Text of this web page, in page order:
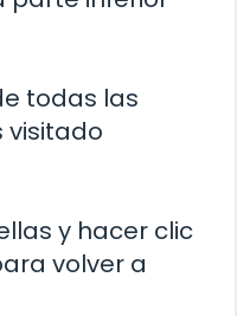
todas las
visitado
y hacer clic
volver a